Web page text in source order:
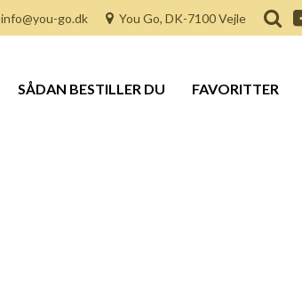
info@you-go.dk You Go, DK-7100 Vejle
SÅDAN BESTILLER DU FAVORITTER